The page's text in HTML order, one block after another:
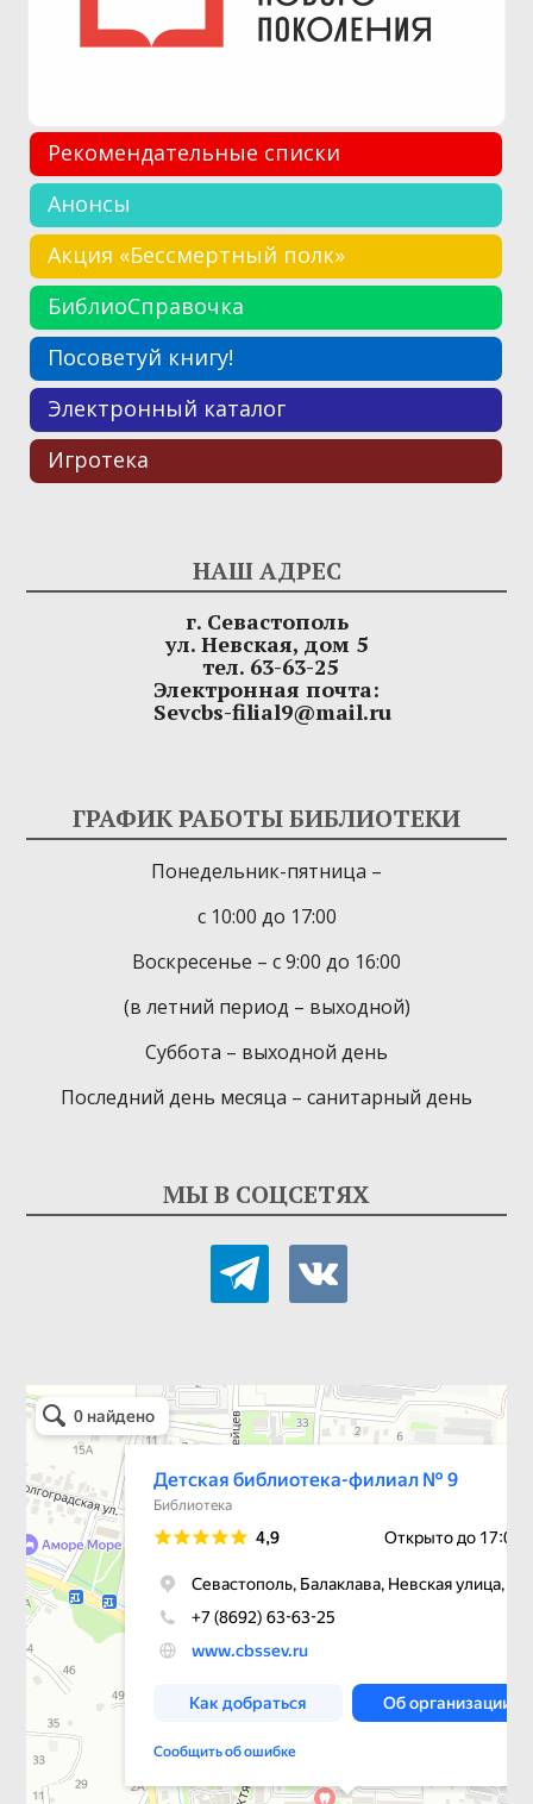
Рекомендательные списки
Анонсы
Акция «Бессмертный полк»
БиблиоСправочка
Посоветуй книгу!
Электронный каталог
Игротека
НАШ АДРЕС
г. Севастополь
ул. Невская, дом 5
тел. 63-63-25
Электронная почта:
Sevcbs-filial9@mail.ru
ГРАФИК РАБОТЫ БИБЛИОТЕКИ
Понедельник-пятница –
с 10:00 до 17:00
Воскресенье – с 9:00 до 16:00
(в летний период – выходной)
Суббота – выходной день
Последний день месяца – санитарный день
МЫ В СОЦСЕТЯХ
telegramvkontakte
Детская библиотека-филиал № 9
Библиотека в Севастополе